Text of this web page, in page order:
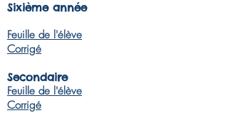
Sixième année
Feuille de l'élève
Corrigé
Secondaire
Feuille de l'élève
Corrigé